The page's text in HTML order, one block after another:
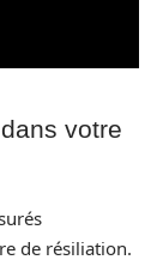
votre
de résiliation.